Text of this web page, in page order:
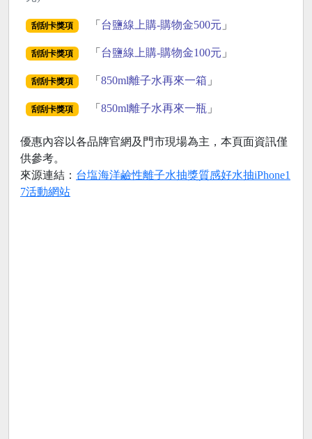
刮刮卡獎項 「 台鹽線上購-購物金500元 」
刮刮卡獎項 「 台鹽線上購-購物金100元 」
刮刮卡獎項 「 850ml離子水再來一箱 」
刮刮卡獎項 「 850ml離子水再來一瓶 」
優惠內容以各品牌官網及門市現場為主，本頁面資訊僅
供參考。
來源連結： 台塩海洋鹼性離子水抽獎質感好水抽iPhone1
7活動網站